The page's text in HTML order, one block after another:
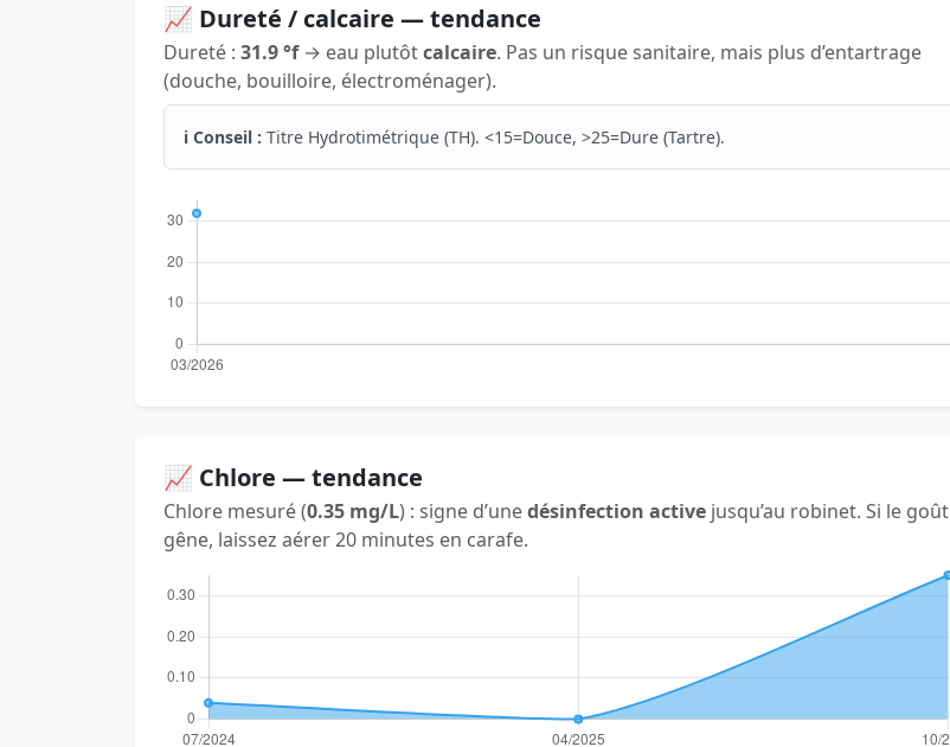
📈 Dureté / calcaire — tendance
Dureté : 31.9 °f→ eau plutôtcalcaire. Pas un risque sanitaire, mais plus d’entartrage
(douche, bouilloire, électroménager).
ℹ️ Conseil : Titre Hydrotimétrique (TH). <15=Douce, >25=Dure (Tartre).
📈 Chlore — tendance
Chlore mesuré (0.35 mg/L) : signe d’unedésinfection active jusqu’au robinet. Si le goût
gêne, laissez aérer 20 minutes en carafe.